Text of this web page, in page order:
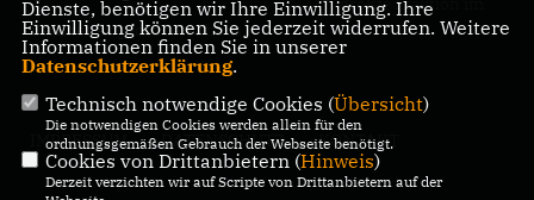
Berliner Abgeordnetenhaus.
IMPRESSUM DATENSCHUTZ KONTAKT
Dienste, benötigen wir Ihre Einwilligung. Ihre
Einwilligung können Sie jederzeit widerrufen. Weitere
Informationen finden Sie in unserer
Datenschutzerklärung.
Technisch notwendige Cookies (Übersicht)
Die notwendigen Cookies werden allein für den
ordnungsgemäßen Gebrauch der Webseite benötigt.
Cookies von Drittanbietern (Hinweis)
Derzeit verzichten wir auf Scripte von Drittanbietern auf der